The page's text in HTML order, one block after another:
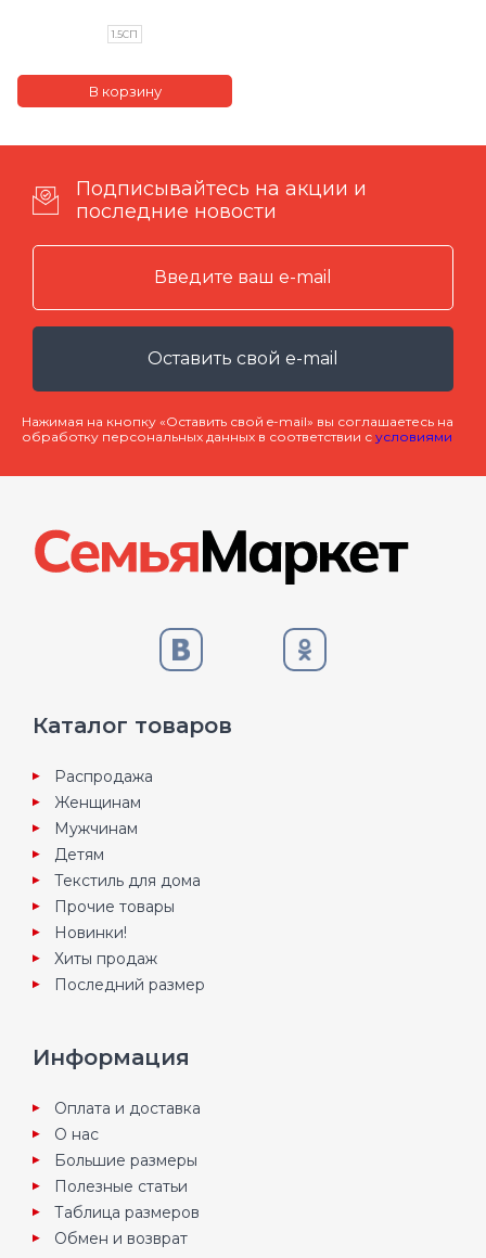
1.5СП
Подписывайтесь на акции и
последние новости
Оставить свой e-mail
Нажимая на кнопку «Оставить свой e-mail» вы соглашаетесь на
обработку персональных данных в соответствии с условиями
Каталог товаров
Распродажа
Женщинам
Мужчинам
Детям
Текстиль для дома
Прочие товары
Новинки!
Хиты продаж
Последний размер
Информация
Оплата и доставка
О нас
Большие размеры
Полезные статьи
Таблица размеров
Обмен и возврат